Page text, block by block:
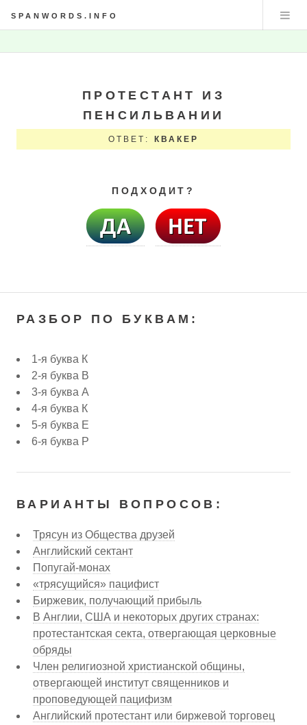
SPANWORDS.INFO
ПРОТЕСТАНТ ИЗ
ПЕНСИЛЬВАНИИ
ОТВЕТ: КВАКЕР
ПОДХОДИТ?
РАЗБОР ПО БУКВАМ:
1-я буква К
2-я буква В
3-я буква А
4-я буква К
5-я буква Е
6-я буква Р
ВАРИАНТЫ ВОПРОСОВ:
Трясун из Общества друзей
Английский сектант
Попугай-монах
«трясущийся» пацифист
Биржевик, получающий прибыль
В Англии, США и некоторых других странах:
протестантская секта, отвергающая церковные
обряды
Член религиозной христианской общины,
отвергающей институт священников и
проповедующей пацифизм
Английский протестант или биржевой торговец